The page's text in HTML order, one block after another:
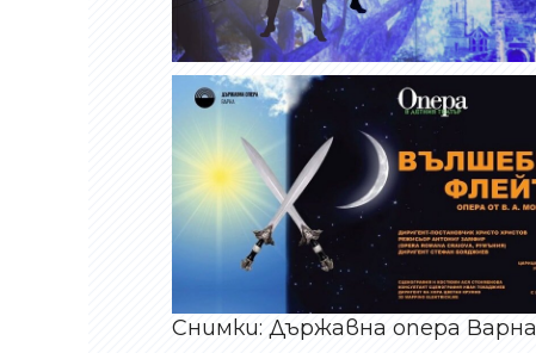
Снимки: Държавна опера Варна